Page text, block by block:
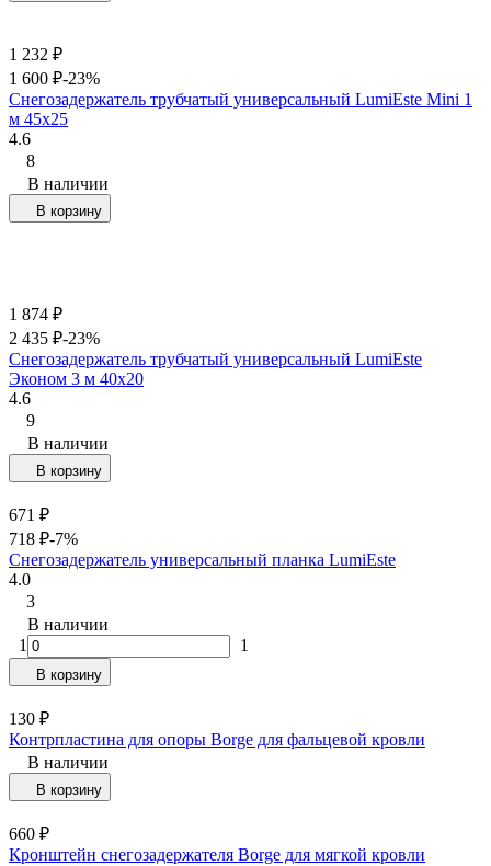
1 232 ₽
1 600 ₽-23%
Снегозадержатель трубчатый универсальный LumiEste Mini 1
м 45х25
4.6
8
В наличии
В корзину
1 874 ₽
2 435 ₽-23%
Снегозадержатель трубчатый универсальный LumiEste
Эконом 3 м 40х20
4.6
9
В наличии
В корзину
671 ₽
718 ₽-7%
Снегозадержатель универсальный планка LumiEste
4.0
3
В наличии
1
1
В корзину
130 ₽
Контрпластина для опоры Borge для фальцевой кровли
В наличии
В корзину
660 ₽
Кронштейн снегозадержателя Borge для мягкой кровли